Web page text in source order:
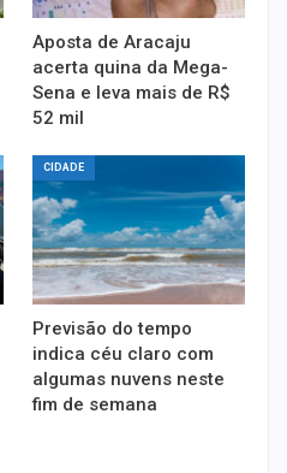
Aposta de Aracaju
acerta quina da Mega-
Sena e leva mais de R$
52 mil
CIDADE
Previsão do tempo
indica céu claro com
algumas nuvens neste
fim de semana